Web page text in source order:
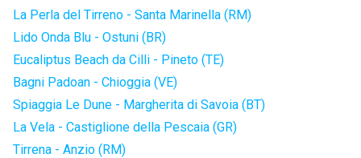
La Perla del Tirreno - Santa Marinella (RM)
Lido Onda Blu - Ostuni (BR)
Eucaliptus Beach da Cilli - Pineto (TE)
Bagni Padoan - Chioggia (VE)
Spiaggia Le Dune - Margherita di Savoia (BT)
La Vela - Castiglione della Pescaia (GR)
Tirrena - Anzio (RM)